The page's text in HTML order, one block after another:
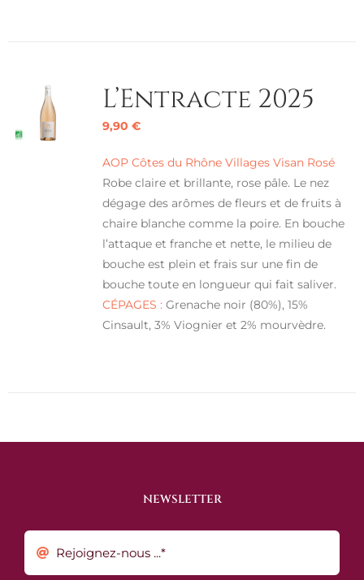
L’Entracte 2025
9,90 €
AOP Côtes du Rhône Villages Visan Rosé
Robe claire et brillante, rose pâle. Le nez
dégage des arômes de fleurs et de fruits à
chaire blanche comme la poire. En bouche
l’attaque et franche et nette, le milieu de
bouche est plein et frais sur une fin de
bouche toute en longueur qui fait saliver.
CÉPAGES : Grenache noir (80%), 15%
Cinsault, 3% Viognier et 2% mourvèdre.
NEWSLETTER